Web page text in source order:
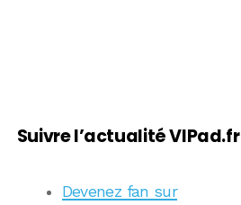
Suivre l’actualité VIPad.fr
Devenez fan sur